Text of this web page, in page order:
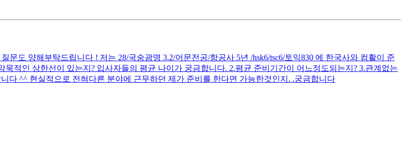
도 양해부탁드립니다 ! 저는 28/국숭광명 3.2/어문전공/항공사 5년 /hsk6/tsc6/토익830 에 한국사와 컴활이 준
적인 상한선이 있는지? 입사자들의 평균 나이가 궁금합니다. 2.평균 준비기간이 어느정도되는지? 3.관계없는
다 ^^ 현실적으로 전혀다른 분야에 근무하던 제가 준비를 한다면 가능한것인지. .궁금합니다